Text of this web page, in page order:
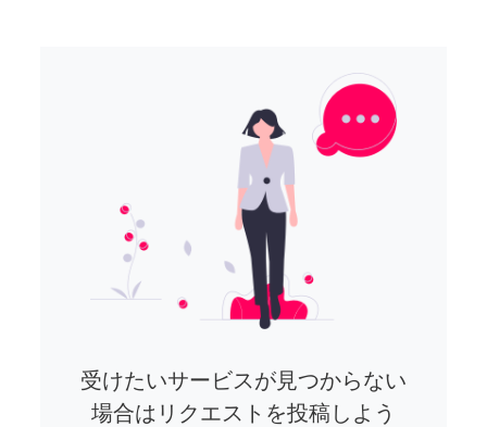
受けたいサービスが見つからない
場合はリクエストを投稿しよう